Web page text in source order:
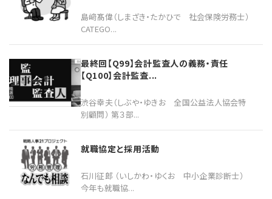
島﨑髙偉（しまざき・たかひで 社会保険労務士）
CATEGO...
最終回【Q99】会計監査人の義務・責任
【Q100】会計監査...
渋谷幸夫（しぶや・ゆきお 全国公益法人協会特
別顧問） 第３部...
就職協定と採用活動
石川征郎 （いしかわ・ゆくお 中小企業診断士）
今年も就職協...